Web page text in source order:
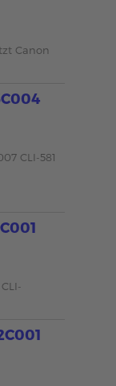
Canon
CLI-581